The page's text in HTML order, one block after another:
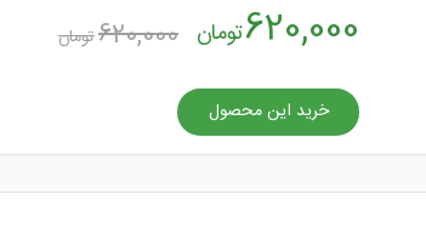
620,000تومان 620,000تومان
خرید این محصول